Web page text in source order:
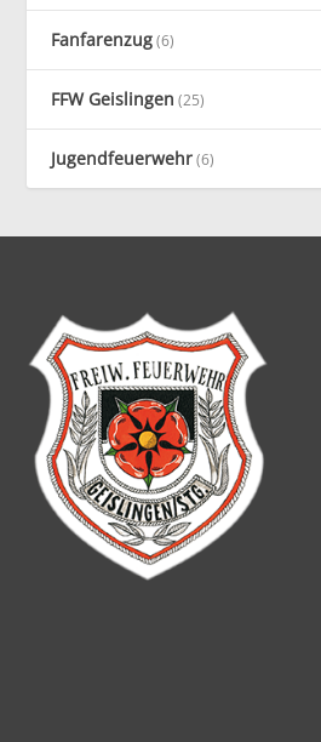
Fanfarenzug(6)
FFW Geislingen (25)
Jugendfeuerwehr(6)